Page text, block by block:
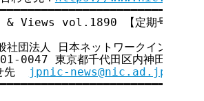
& Views vol.1890 【定期号】
団法人 日本ネットワークインフォメ
0047 東京都千代田区内神田3-6-2
先
jpnic-news@nic.ad.jp